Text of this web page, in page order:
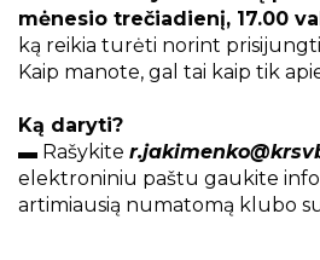
mėnesio trečiadienį, 17.00
ką reikia turėti norint
Kaip manote, gal tai kaip tik
Ką daryti?
▬ Rašykite
elektroniniu paštu gaukite
artimiausią numatomą klubo